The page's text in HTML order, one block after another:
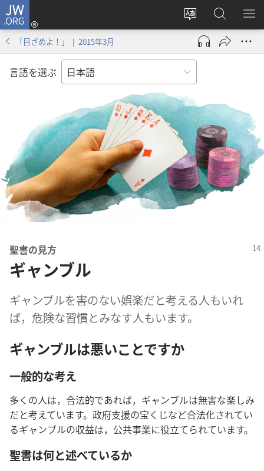
JW.ORG
サ
イ
ト
の
言
を
変
え
る
ロ
グ
ン
し
い
タ
ブ
で
開
く）
JW.ORG
の
検
メ
を
「目ざめよ！」 | 2015年3月
言語を選ぶ
聖書​の​見方
ギャンブル
ギャンブル​を​害​の​ない​娯楽​だ​と​考える​人​も​いれ​
ば，危険​な​習慣​と​みなす​人​も​い​ます。
ギャンブル​は​悪い​こと​です​か
一般​的​な​考え
多く​の​人​は，合法​的​で​あれ​ば，ギャンブル​は​無害​な​楽しみ​
だ​と​考え​て​い​ます。政府​支援​の​宝くじ​など​合法​化​さ​れ​て​い
る​ギャンブル​の​収益​は，公共​事業​に​役立て​られ​て​い​ます。
聖書​は​何​と​述べ​て​いる​か